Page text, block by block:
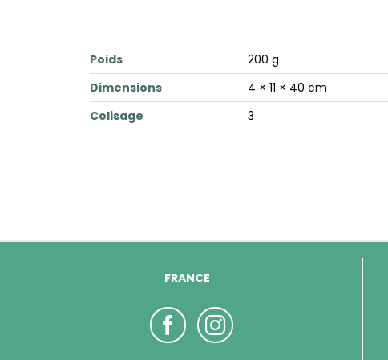
Poids
200 g
Dimensions
4 × 11 × 40 cm
Colisage
3
FRANCE